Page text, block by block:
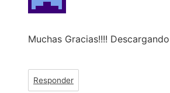
Muchas Gracias!!!! Descargando
Responder